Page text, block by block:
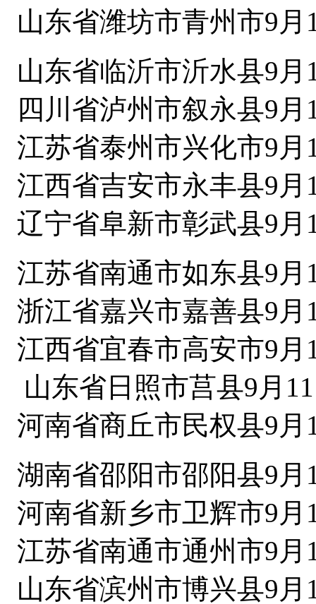
山东省潍坊市青州市9
山东省临沂市沂水县9
四川省泸州市叙永县9
江苏省泰州市兴化市9
江西省吉安市永丰县9
辽宁省阜新市彰武县9
江苏省南通市如东县9
浙江省嘉兴市嘉善县9
江西省宜春市高安市9
山东省日照市莒县9
河南省商丘市民权县9
湖南省邵阳市邵阳县9
河南省新乡市卫辉市9
江苏省南通市通州市9
山东省滨州市博兴县9